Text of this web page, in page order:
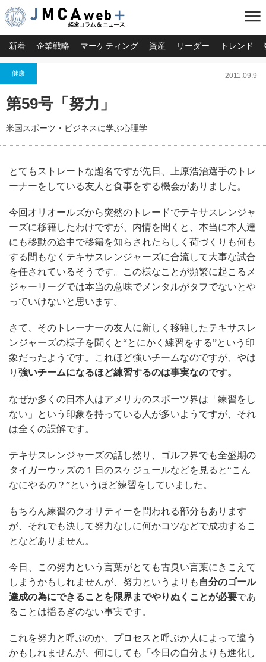
menu
新着 企業戦略 マーケティング 資産 リーダー トレンド
健康 2011.09.9
第59号「努力」
米国スポーツ・ビジネスに学ぶ心理学
とてもストレートな題名ですが先日、上原浩治選手のトレ
ーナーをしている友人と食事をする機会がありました。
今回オリオールズから突然のトレードでテキサスレンジャ
ーズに移籍したわけですが、内情を聞くと、本当に本人達
にも移動の途中で移籍を知らされたらしく荷づくりも何も
する間もなくテキサスレンジャーズに合流して大事な試合
を任されているそうです。この様なことが頻繁に起こるメ
ジャーリーグでは本当の意味でメンタルがタフでないとや
っていけないと思います。
さて、そのトレーナーの友人に新しく移籍したテキサスレ
ンジャーズの様子を聞くと“とにかく練習をする”という印
象だったようです。これほど強いチームなのですが、やは
り 強いチームになるほど練習するのは事実なのです。
なぜか多くの日本人はアメリカのスポーツ界は「練習をし
ない」という印象を持っている人が多いようですが、それ
は全くの誤解です。
テキサスレンジャーズの話し然り、ゴルフ界でも全盛期の
タイガーウッズの１日のスケジュールなどを見ると“こん
なにやるの？”というほど練習をしていました。
もちろん練習のクオリティーを問われる部分もあります
が、それでも決して努力なしに何かコツなどで成功するこ
となどありません。
今日、この努力という言葉がとても古臭い言葉にきこえて
しまうかもしれませんが、努力というよりも 自分のゴール
達成の為にできることを限界までやりぬくことが必要であ
ることは揺るぎのない事実です。
これを努力と呼ぶのか、プロセスと呼ぶか人によって違う
かもしれませんが、何にしても「今日の自分よりも進化し